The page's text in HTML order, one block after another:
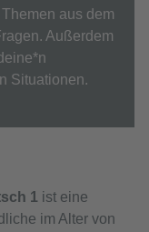
aus dem
Außerdem
Situationen.
1 ist eine
im Alter von